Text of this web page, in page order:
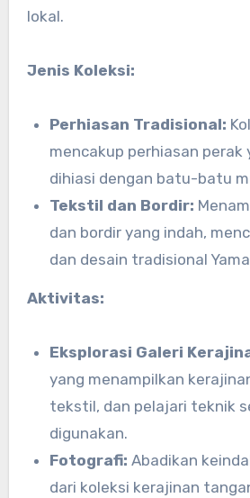
lokal.
Jenis Koleksi:
Perhiasan Tradisional:
mencakup perhiasan perak
dihiasi dengan batu-batu
Tekstil dan Bordir:
dan bordir yang indah,
dan desain tradisional
Aktivitas:
Eksplorasi Galeri
yang menampilkan
tekstil, dan pelajari teknik
digunakan.
Fotografi: Abadikan
dari koleksi kerajinan